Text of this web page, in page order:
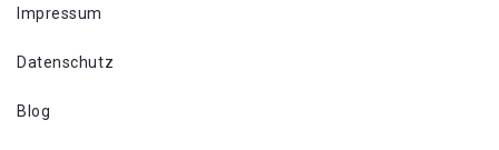
Impressum
Datenschutz
Blog